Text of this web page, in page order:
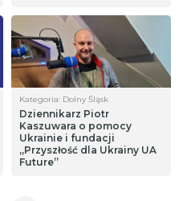
Kategoria: Dolny Śląsk
Dziennikarz Piotr
Kaszuwara o pomocy
Ukrainie i fundacji
„Przyszłość dla Ukrainy UA
Future”